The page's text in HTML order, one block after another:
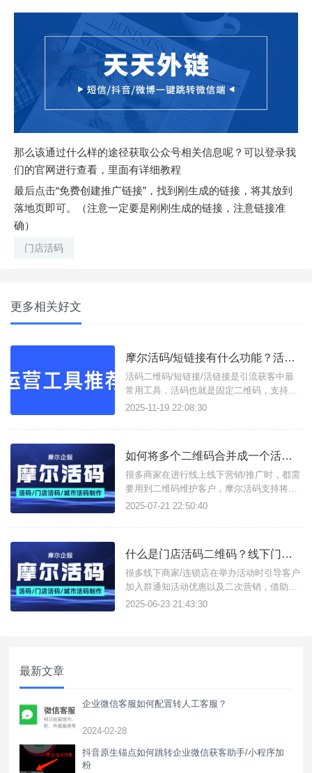
那么该通过什么样的途径获取公众号相关信息呢？可以登录我
们的官网进行查看，里面有详细教程
最后点击“免费创建推广链接”，找到刚生成的链接，将其放到
落地页即可。（注意一定要是刚刚生成的链接，注意链接准
确）
门店活码
更多相关好文
摩尔活码/短链接有什么功能？活码二维码/活链接如何在线生成？
活码二维码/短链接/活链接是引流获客中最
常用工具，活码也就是固定二维码，支持按
设定展示多个子码，并实现动态更新二维
条链接合并成一条活链接，可实时更改子链
入摩尔活码/短链接这一个工具即可实现。支
持生成以下类型工具：活码二
2025-11-19 22:08:30
如何将多个二维码合并成一个活码二维码？
很多商家在进行线上线下营销/推广时，都需
要用到二维码维护客户，摩尔活码支持将多
个企微/个微/QQ群二维码合并成一个活码二
示方式及上限数。如何将多个二维码合并成
登录后台；选择创建活码功能，设置二维码
展示切换方式，展示样式，
2025-07-21 22:50:40
什么是门店活码二维码？线下门店活码怎么制作？
很多线下商家/连锁店在举办活动时引导客户
加入群通知活动优惠以及二次营销，借助摩
尔活码生成的门店活码，将多个线下门店群/
2025-06-23 21:43:30
最新文章
企业微信客服如何配置转人工客服？
2024-02-28
抖音原生锚点如何跳转企业微信获客助手/小程序加
粉